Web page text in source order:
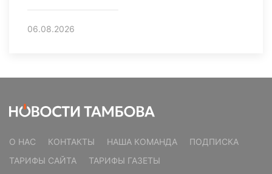
06.08.2026
О НАС КОНТАКТЫ НАША КОМАНДА
ПОДПИСКА
ТАРИФЫ САЙТА
ТАРИФЫ ГАЗЕТЫ